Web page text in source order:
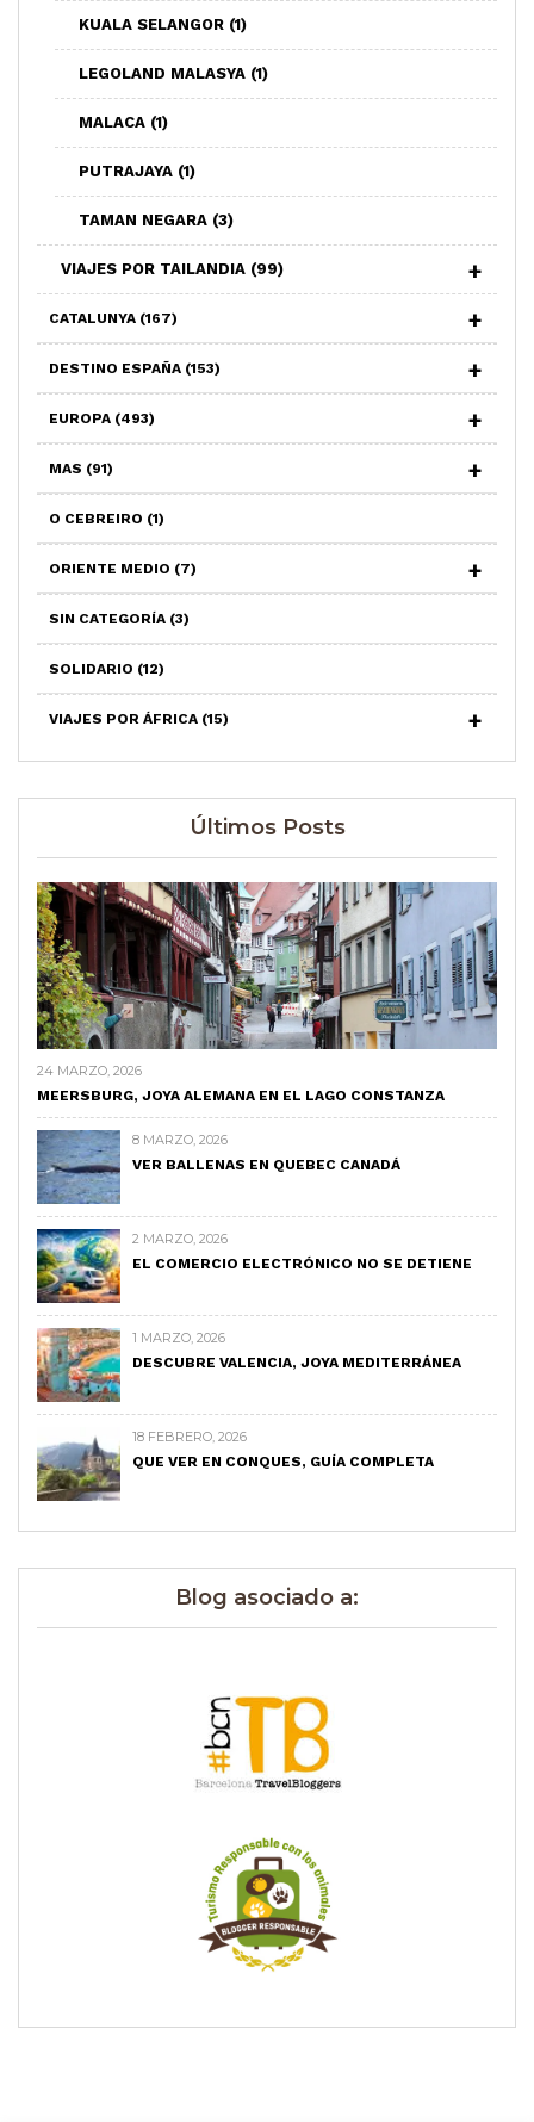
KUALA SELANGOR (1)
LEGOLAND MALASYA (1)
MALACA (1)
PUTRAJAYA (1)
TAMAN NEGARA (3)
VIAJES POR TAILANDIA (99)
CATALUNYA (167)
DESTINO ESPAÑA (153)
EUROPA (493)
MAS (91)
O CEBREIRO (1)
ORIENTE MEDIO (7)
SIN CATEGORÍA (3)
SOLIDARIO (12)
VIAJES POR ÁFRICA (15)
Últimos Posts
24 MARZO, 2026
MEERSBURG, JOYA ALEMANA EN EL LAGO CONSTANZA
8 MARZO, 2026
VER BALLENAS EN QUEBEC CANADÁ
2 MARZO, 2026
EL COMERCIO ELECTRÓNICO NO SE DETIENE
1 MARZO, 2026
DESCUBRE VALENCIA, JOYA MEDITERRÁNEA
18 FEBRERO, 2026
QUE VER EN CONQUES, GUÍA COMPLETA
Blog asociado a: